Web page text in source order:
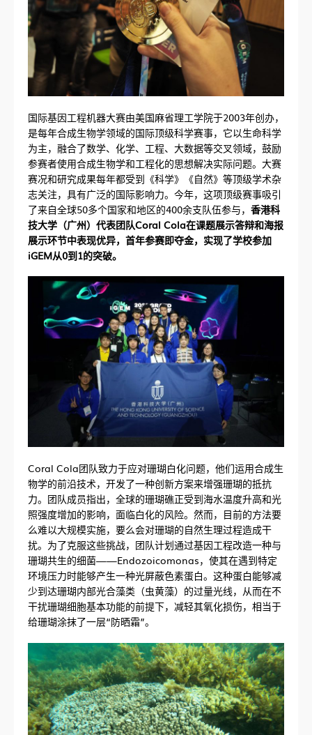
国际基因工程机器大赛由美国麻省理工学院于2003年创办，
是每年合成生物学领域的国际顶级科学赛事，它以生命科学
为主，融合了数学、化学、工程、大数据等交叉领域，鼓励
参赛者使用合成生物学和工程化的思想解决实际问题。大赛
赛况和研究成果每年都受到《科学》《自然》等顶级学术杂
志关注，具有广泛的国际影响力。今年，这项顶级赛事吸引
了来自全球50多个国家和地区的400余支队伍参与， 香港科
技大学（广州）代表团队Coral Cola在课题展示答辩和海报
展示环节中表现优异，首年参赛即夺金，实现了学校参加
iGEM从0到1的突破。
Coral Cola团队致力于应对珊瑚白化问题，他们运用合成生
物学的前沿技术，开发了一种创新方案来增强珊瑚的抵抗
力。团队成员指出，全球的珊瑚礁正受到海水温度升高和光
照强度增加的影响，面临白化的风险。然而，目前的方法要
么难以大规模实施，要么会对珊瑚的自然生理过程造成干
扰。为了克服这些挑战，团队计划通过基因工程改造一种与
珊瑚共生的细菌——Endozoicomonas，使其在遇到特定
环境压力时能够产生一种光屏蔽色素蛋白。这种蛋白能够减
少到达珊瑚内部光合藻类（虫黄藻）的过量光线，从而在不
干扰珊瑚细胞基本功能的前提下，减轻其氧化损伤，相当于
给珊瑚涂抹了一层“防晒霜”。